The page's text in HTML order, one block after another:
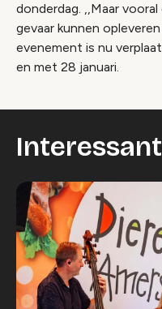
donderdag. ,,Maar
gevaar kunnen
evenement is nu
en met 28 januari.